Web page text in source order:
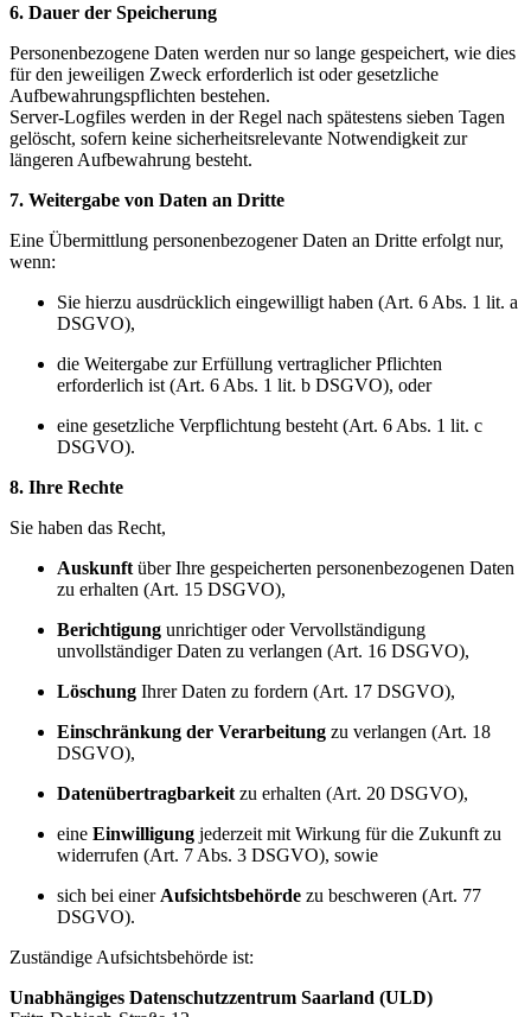
6. Dauer der Speicherung
Personenbezogene Daten werden nur so lange gespeichert, wie dies
für den jeweiligen Zweck erforderlich ist oder gesetzliche
Aufbewahrungspflichten bestehen.
Server-Logfiles werden in der Regel nach spätestens sieben Tagen
gelöscht, sofern keine sicherheitsrelevante Notwendigkeit zur
längeren Aufbewahrung besteht.
7. Weitergabe von Daten an Dritte
Eine Übermittlung personenbezogener Daten an Dritte erfolgt nur,
wenn:
Sie hierzu ausdrücklich eingewilligt haben (Art. 6 Abs. 1 lit. a
DSGVO),
die Weitergabe zur Erfüllung vertraglicher Pflichten
erforderlich ist (Art. 6 Abs. 1 lit. b DSGVO), oder
eine gesetzliche Verpflichtung besteht (Art. 6 Abs. 1 lit. c
DSGVO).
8. Ihre Rechte
Sie haben das Recht,
Auskunft über Ihre gespeicherten personenbezogenen Daten
zu erhalten (Art. 15 DSGVO),
Berichtigung unrichtiger oder Vervollständigung
unvollständiger Daten zu verlangen (Art. 16 DSGVO),
Löschung Ihrer Daten zu fordern (Art. 17 DSGVO),
Einschränkung der Verarbeitung zu verlangen (Art. 18
DSGVO),
Datenübertragbarkeit zu erhalten (Art. 20 DSGVO),
eine Einwilligung jederzeit mit Wirkung für die Zukunft zu
widerrufen (Art. 7 Abs. 3 DSGVO), sowie
sich bei einer Aufsichtsbehörde zu beschweren (Art. 77
DSGVO).
Zuständige Aufsichtsbehörde ist:
Unabhängiges Datenschutzzentrum Saarland (ULD)